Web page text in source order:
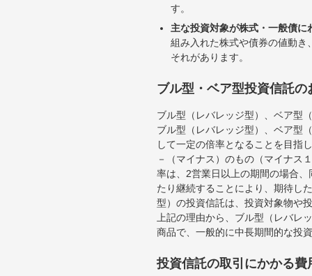
す。
主な投資対象が株式・一般債
組み入れた株式や債券の値動
それがあります。
ブル型・ベア型投資信託
ブル型（レバレッジ型）、ベア型
ブル型（レバレッジ型）、ベア型
して一定の倍率となることを目指
－（マイナス）のもの（マイナス
率は、2営業日以上の期間の場合
たり継続することにより、期待し
型）の投資信託は、投資対象物や
上記の理由から、ブル型（レバレ
商品で、一般的に中長期間的な投
投資信託の取引にかかる費